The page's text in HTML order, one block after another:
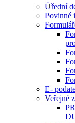
Úřední
Povinné
E-
Veřejné